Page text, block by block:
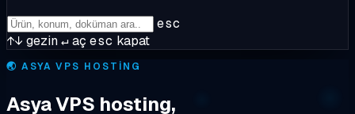
esc
↑↓ gezin↵aç esc kapat
🌏 ASYA VPS HOSTING
Asya VPS hosting,